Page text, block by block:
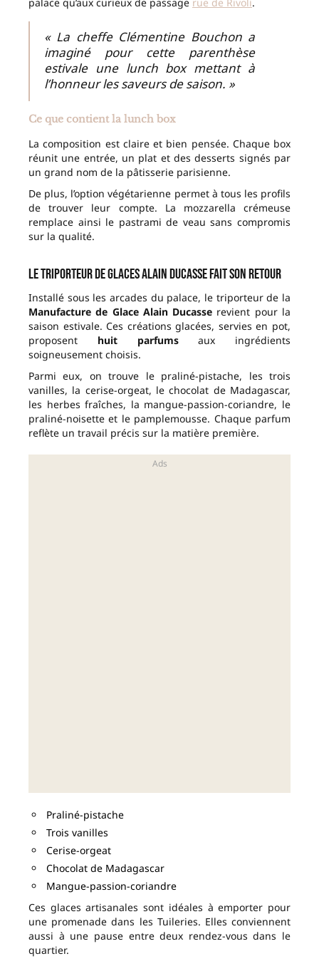
palace qu’aux curieux de passage rue de Rivoli.
« La cheffe Clémentine Bouchon a
imaginé pour cette parenthèse
estivale une lunch box mettant à
l’honneur les saveurs de saison. »
Ce que contient la lunch box
La composition est claire et bien pensée. Chaque box
réunit une entrée, un plat et des desserts signés par
un grand nom de la pâtisserie parisienne.
De plus, l’option végétarienne permet à tous les profils
de trouver leur compte. La mozzarella crémeuse
remplace ainsi le pastrami de veau sans compromis
sur la qualité.
Le triporteur de glaces Alain Ducasse fait son retour
Installé sous les arcades du palace, le triporteur de la
Manufacture de Glace Alain Ducasse revient pour la
saison estivale. Ces créations glacées, servies en pot,
proposent huit parfumsaux ingrédients
soigneusement choisis.
Parmi eux, on trouve le praliné-pistache, les trois
vanilles, la cerise-orgeat, le chocolat de Madagascar,
les herbes fraîches, la mangue-passion-coriandre, le
praliné-noisette et le pamplemousse. Chaque parfum
reflète un travail précis sur la matière première.
Praliné-pistache
Trois vanilles
Cerise-orgeat
Chocolat de Madagascar
Mangue-passion-coriandre
Ces glaces artisanales sont idéales à emporter pour
une promenade dans les Tuileries. Elles conviennent
aussi à une pause entre deux rendez-vous dans le
quartier.